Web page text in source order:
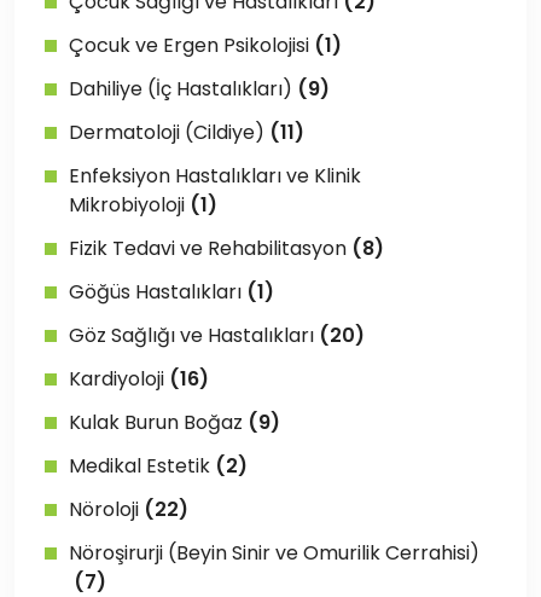
Çocuk ve Ergen Psikolojisi (1)
Dahiliye (İç Hastalıkları) (9)
Dermatoloji (Cildiye) (11)
Enfeksiyon Hastalıkları ve Klinik
Mikrobiyoloji (1)
Fizik Tedavi ve Rehabilitasyon (8)
Göğüs Hastalıkları (1)
Göz Sağlığı ve Hastalıkları (20)
Kardiyoloji (16)
Kulak Burun Boğaz (9)
Medikal Estetik (2)
Nöroloji (22)
Nöroşirurji (Beyin Sinir ve Omurilik Cerrahisi)
(7)